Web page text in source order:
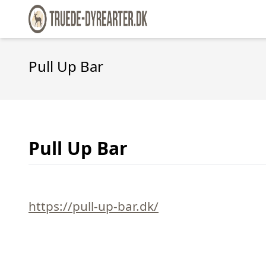
Pull Up Bar
Pull Up Bar
https://pull-up-bar.dk/